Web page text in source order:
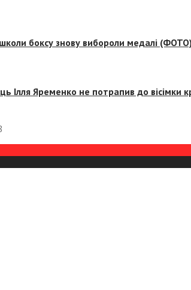
боксу знову вибороли медалі (ФОТО)
Ілля Яременко не потрапив до вісімки